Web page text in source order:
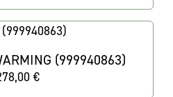
(999940863)
€